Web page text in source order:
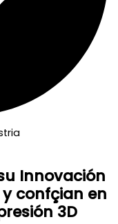
Innovación
confçian en
3D